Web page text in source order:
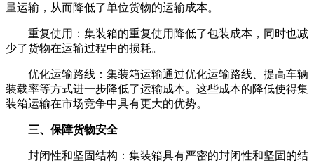
量运输，从而降低了单位货物的运输成本。
重复使用：集装箱的重复使用降低了包装成本，同时也减
少了货物在运输过程中的损耗。
优化运输路线：集装箱运输通过优化运输路线、提高车辆
装载率等方式进一步降低了运输成本。这些成本的降低使得集
装箱运输在市场竞争中具有更大的优势。
三、保障货物安全
封闭性和坚固结构：集装箱具有严密的封闭性和坚固的结